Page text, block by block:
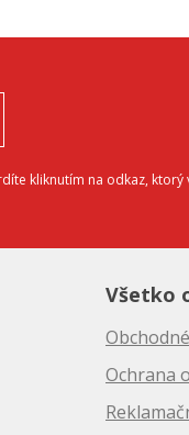
kliknutím na odkaz, ktorý
Všetko
Ochrana